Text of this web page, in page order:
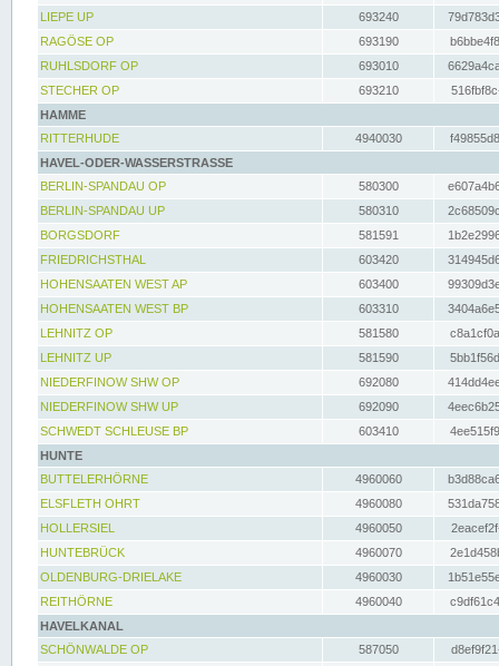
LIEPE UP
693240
RAGÖSE OP
693190
RUHLSDORF OP
693010
STECHER OP
693210
HAMME
RITTERHUDE
4940030
HAVEL-ODER-WASSERSTRASSE
BERLIN-SPANDAU OP
580300
BERLIN-SPANDAU UP
580310
BORGSDORF
581591
FRIEDRICHSTHAL
603420
HOHENSAATEN WEST AP
603400
HOHENSAATEN WEST BP
603310
LEHNITZ OP
581580
LEHNITZ UP
581590
NIEDERFINOW SHW OP
692080
NIEDERFINOW SHW UP
692090
SCHWEDT SCHLEUSE BP
603410
HUNTE
BUTTELERHÖRNE
4960060
ELSFLETH OHRT
4960080
HOLLERSIEL
4960050
HUNTEBRÜCK
4960070
OLDENBURG-DRIELAKE
4960030
REITHÖRNE
4960040
HAVELKANAL
SCHÖNWALDE OP
587050